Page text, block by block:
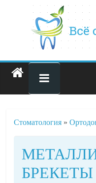
Стоматология »
БРЕКЕТЫ